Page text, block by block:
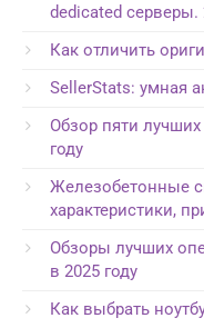
dedicated серверы.
Как отличить
SellerStats: умная
Обзор пяти
году
Железобетонные
характеристики,
Обзоры лучших
в 2025 году
Как выбрать